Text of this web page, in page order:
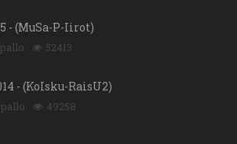
- (MuSa-P-Iirot)
52413
- (KoIsku-RaisU2)
49258